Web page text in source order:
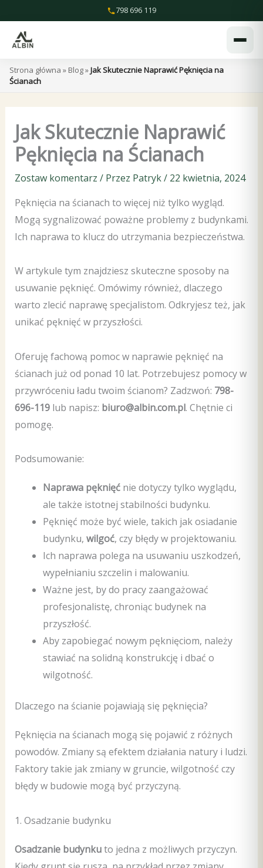
do
treści
798 696 119
Strona główna » Blog»Jak Skutecznie Naprawić Pęknięcia na
Ścianach
Jak Skutecznie Naprawić
Pęknięcia na Ścianach
Zostaw komentarz / Przez Patryk/ 22 kwietnia, 2024
Pęknięcia na ścianach to więcej niż tylko wygląd.
Mogą sygnalizować poważne problemy z budynkami.
Ich naprawa to klucz do utrzymania bezpieczeństwa.
W artykule tym znajdziesz skuteczne sposoby na
usuwanie pęknięć. Omówimy również, dlaczego
warto zlecić naprawę specjalistom. Odkryjesz też, jak
unikać pęknięć w przyszłości.
Oferuję fachową pomoc w naprawie pęknięć na
ścianach już od ponad 10 lat. Potrzebujesz pomocy w
przywróceniu ładu twoim ścianom? Zadzwoń: 798-
696-119lub napisz: biuro@albin.com.pl. Chętnie ci
pomogę.
Podsumowanie:
Naprawa pęknięćnie dotyczy tylko wyglądu,
ale także istotnej stabilności budynku.
Pęknięć może być wiele, takich jak osiadanie
budynku, wilgoć, czy błędy w projektowaniu.
Ich naprawa polega na usuwaniu uszkodzeń,
wypełnianiu szczelin i malowaniu.
Ważne jest, by do pracy zaangażować
profesjonalistę, chroniąc budynek na
przyszłość.
Aby zapobiegać nowym pęknięciom, należy
stawiać na solidną konstrukcję i dbać o
wilgotność.
Dlaczego na ścianie pojawiają się pęknięcia?
Pęknięcia na ścianach mogą się pojawić z różnych
powodów. Zmiany są efektem działania natury i ludzi.
Faktory takie jak zmiany w gruncie, wilgotność czy
błędy w budowie mogą być przyczyną.
1. Osadzanie budynku
Osadzanie budynkuto jedna z możliwych przyczyn.